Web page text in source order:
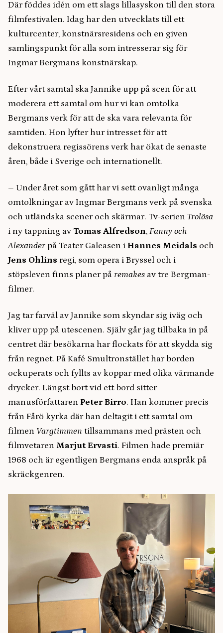
Där föddes idén om ett slags lillasyskon till den stora
filmfestivalen. Idag har den utvecklats till ett
kulturcenter, konstnärsresidens och en given
samlingspunkt för alla som intresserar sig för
Ingmar Bergmans konstnärskap.
Efter vårt samtal ska Jannike upp på scen för att
moderera ett samtal om hur vi kan omtolka
Bergmans verk för att de ska vara relevanta för
samtiden. Hon lyfter hur intresset för att
dekonstruera regissörens verk har ökat de senaste
åren, både i Sverige och internationellt.
– Under året som gått har vi sett ovanligt många
omtolkningar av Ingmar Bergmans verk på svenska
och utländska scener och skärmar. Tv-serien Trolösa
i ny tappning av Tomas Alfredson, Fanny och
Alexander på Teater Galeasen i Hannes Meidals och
Jens Ohlins regi, som opera i Bryssel och i
stöpsleven finns planer på remakes av tre Bergman-
filmer.
Jag tar farväl av Jannike som skyndar sig iväg och
kliver upp på utescenen. Själv går jag tillbaka in på
centret där besökarna har flockats för att skydda sig
från regnet. På Kafé Smultronstället har borden
ockuperats och fyllts av koppar med olika värmande
drycker. Längst bort vid ett bord sitter
manusförfattaren Peter Birro. Han kommer precis
från Fårö kyrka där han deltagit i ett samtal om
filmen Vargtimmen tillsammans med prästen och
filmvetaren Marjut Ervasti. Filmen hade premiär
1968 och är egentligen Bergmans enda anspråk på
skräckgenren.